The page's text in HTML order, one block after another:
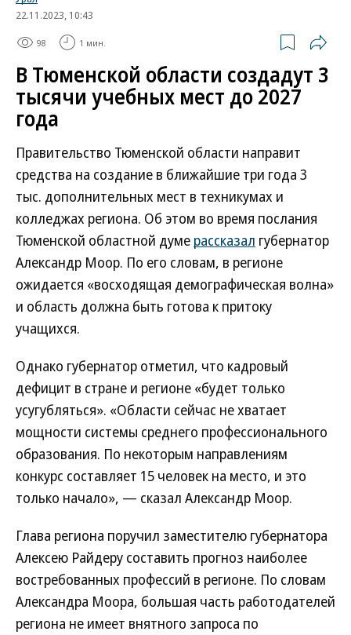
22.11.2023, 10:43
98 1 мин.
В Тюменской области создадут 3
тысячи учебных мест до 2027
года
Правительство Тюменской области направит
средства на создание в ближайшие три года 3
тыс. дополнительных мест в техникумах и
колледжах региона. Об этом во время послания
Тюменской областной думе рассказал губернатор
Александр Моор. По его словам, в регионе
ожидается «восходящая демографическая волна»
и область должна быть готова к притоку
учащихся.
Однако губернатор отметил, что кадровый
дефицит в стране и регионе «будет только
усугубляться». «Области сейчас не хватает
мощности системы среднего профессионального
образования. По некоторым направлениям
конкурс составляет 15 человек на место, и это
только начало», — сказал Александр Моор.
Глава региона поручил заместителю губернатора
Алексею Райдеру составить прогноз наиболее
востребованных профессий в регионе. По словам
Александра Моора, большая часть работодателей
региона не имеет внятного запроса по